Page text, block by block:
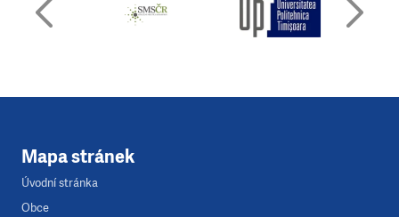
Mapa stránek
Úvodní stránka
Obce